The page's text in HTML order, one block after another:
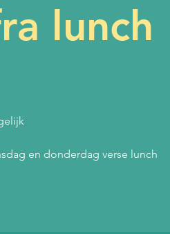
lunch
en donderdag verse lunch